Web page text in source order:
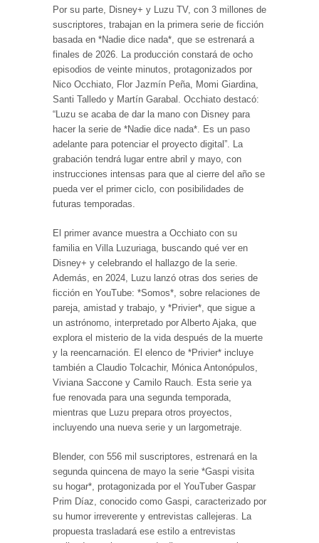
Por su parte, Disney+ y Luzu TV, con 3 millones de
suscriptores, trabajan en la primera serie de ficción
basada en *Nadie dice nada*, que se estrenará a
finales de 2026. La producción constará de ocho
episodios de veinte minutos, protagonizados por
Nico Occhiato, Flor Jazmín Peña, Momi Giardina,
Santi Talledo y Martín Garabal. Occhiato destacó:
“Luzu se acaba de dar la mano con Disney para
hacer la serie de *Nadie dice nada*. Es un paso
adelante para potenciar el proyecto digital”. La
grabación tendrá lugar entre abril y mayo, con
instrucciones intensas para que al cierre del año se
pueda ver el primer ciclo, con posibilidades de
futuras temporadas.
El primer avance muestra a Occhiato con su
familia en Villa Luzuriaga, buscando qué ver en
Disney+ y celebrando el hallazgo de la serie.
Además, en 2024, Luzu lanzó otras dos series de
ficción en YouTube: *Somos*, sobre relaciones de
pareja, amistad y trabajo, y *Privier*, que sigue a
un astrónomo, interpretado por Alberto Ajaka, que
explora el misterio de la vida después de la muerte
y la reencarnación. El elenco de *Privier* incluye
también a Claudio Tolcachir, Mónica Antonópulos,
Viviana Saccone y Camilo Rauch. Esta serie ya
fue renovada para una segunda temporada,
mientras que Luzu prepara otros proyectos,
incluyendo una nueva serie y un largometraje.
Blender, con 556 mil suscriptores, estrenará en la
segunda quincena de mayo la serie *Gaspi visita
su hogar*, protagonizada por el YouTuber Gaspar
Prim Díaz, conocido como Gaspi, caracterizado por
su humor irreverente y entrevistas callejeras. La
propuesta trasladará ese estilo a entrevistas